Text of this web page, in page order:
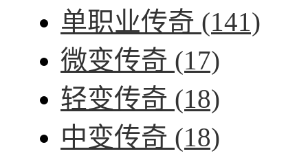
单职业传奇 (141)
微变传奇 (17)
轻变传奇 (18)
中变传奇 (18)